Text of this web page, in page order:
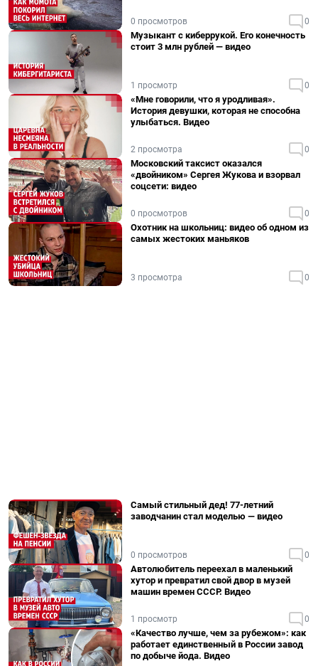
0 просмотров 0
Музыкант с киберрукой. Его конечность
стоит 3 млн рублей — видео
1 просмотр 0
«Мне говорили, что я уродливая».
История девушки, которая не способна
улыбаться. Видео
2 просмотра 0
Московский таксист оказался
«двойником» Сергея Жукова и взорвал
соцсети: видео
0 просмотров 0
Охотник на школьниц: видео об одном из
самых жестоких маньяков
3 просмотра 0
Самый стильный дед! 77-летний
заводчанин стал моделью — видео
0 просмотров 0
Автолюбитель переехал в маленький
хутор и превратил свой двор в музей
машин времен СССР. Видео
1 просмотр 0
«Качество лучше, чем за рубежом»: как
работает единственный в России завод
по добыче йода. Видео